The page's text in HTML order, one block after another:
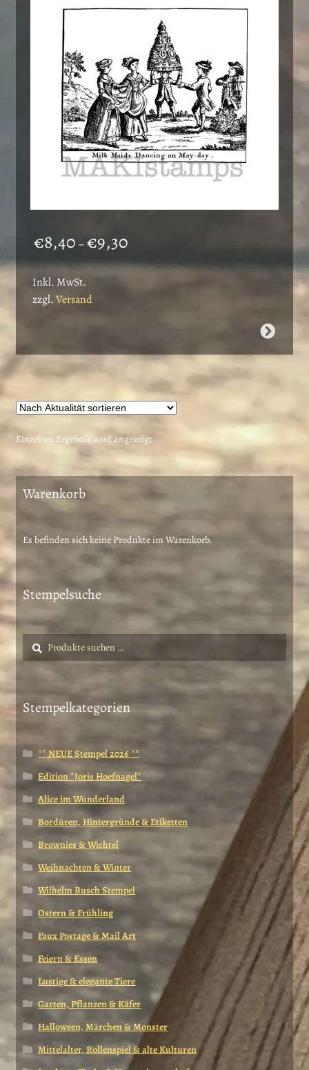
€8,40 –€9,30
bis
Inkl. MwSt.
zzgl.Versand
mehrere
Varianten
auf.
Die
können
auf
der
gewählt
Einzelnes Ergebnis wird angezeigt
Warenkorb
Es befinden sich keine Produkte im Warenkorb.
Stempelsuche
Suche
nach:
Suchen
Stempelkategorien
** NEUE Stempel 2026 **
Edition *Joris Hoefnagel*
Alice im Wunderland
Bordüren, Hintergründe & Etiketten
Brownies & Wichtel
Weihnachten & Winter
Wilhelm Busch Stempel
Ostern & Frühling
Faux Postage & Mail Art
Feiern & Essen
Lustige & elegante Tiere
Garten, Pflanzen & Käfer
Halloween, Märchen & Monster
Mittelalter, Rollenspiel & alte Kulturen